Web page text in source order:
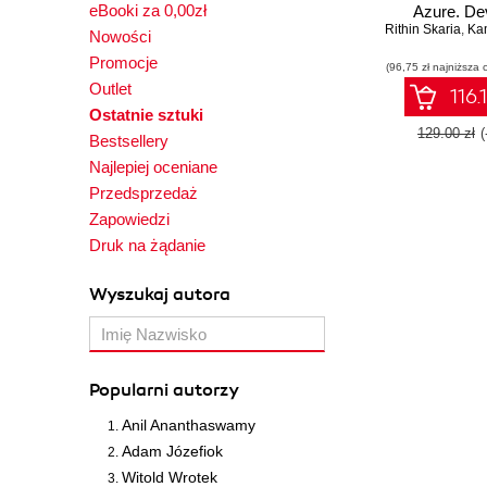
eBooki za 0,00zł
Nowości
Promocje
Outlet
Ostatnie sztuki
Bestsellery
Najlepiej oceniane
Przedsprzedaż
Zapowiedzi
Druk na żądanie
Wyszukaj autora
Popularni autorzy
Anil Ananthaswamy
Adam Józefiok
Witold Wrotek
Azure.
maintain, and
Azure cloud
Second
Rithin Skaria,
(96,75 zł najniższa
129.00 zł